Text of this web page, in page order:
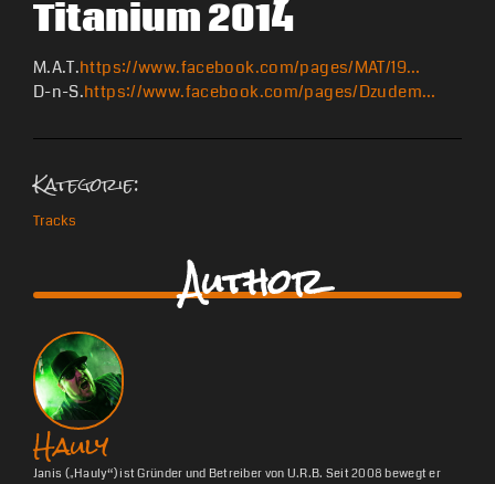
Titanium 2014
M.A.T.https://www.facebook.com/pages/MAT/19…
D-n-S.https://www.facebook.com/pages/Dzudem…
Kategorie:
Tracks
Author
Hauly
Janis („Hauly“) ist Gründer und Betreiber von U.R.B. Seit 2008 bewegt er